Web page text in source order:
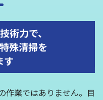
術力で、
殊清掃を
す
作業ではありません。目